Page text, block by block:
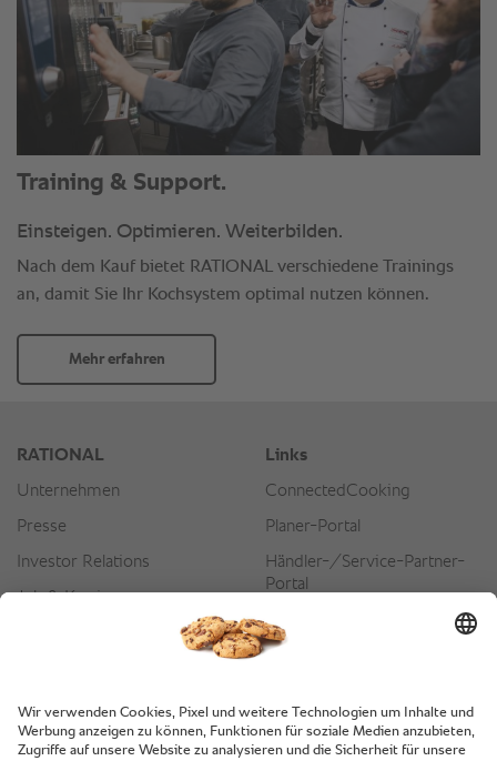
Training & Support.
Einsteigen. Optimieren. Weiterbilden.
Nach dem Kauf bietet RATIONAL verschiedene Trainings
an, damit Sie Ihr Kochsystem optimal nutzen können.
Mehr erfahren